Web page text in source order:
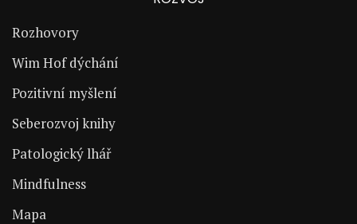
Rozhovory
Wim Hof dýchání
Pozitivní myšlení
Seberozvoj knihy
Patologický lhář
Mindfulness
Mapa